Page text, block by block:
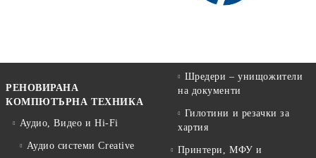
РЕНОВИРАНА
КОМПЮТЪРНА ТЕХНИКА
Аудио, Видео и Hi-Fi
Аудио системи Creative
Шредери – унищожители
на документи
Гилотини и резачки за
хартия
Принтери, МФУ и